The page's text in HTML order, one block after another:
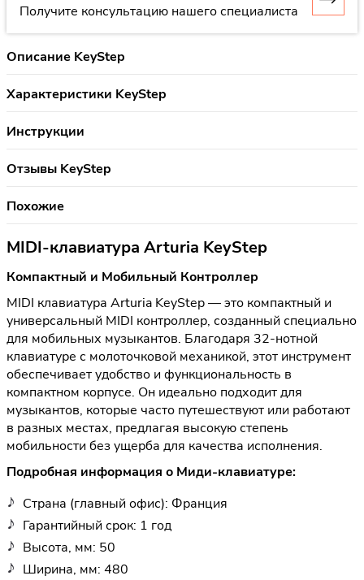
Получите консультацию нашего специалиста
Описание KeyStep
Характеристики KeyStep
Инструкции
Отзывы KeyStep
Похожие
MIDI-клавиатура Arturia KeyStep
Компактный и Мобильный Контроллер
MIDI клавиатура Arturia KeyStep — это компактный и
универсальный MIDI контроллер, созданный специально
для мобильных музыкантов. Благодаря 32-нотной
клавиатуре с молоточковой механикой, этот инструмент
обеспечивает удобство и функциональность в
компактном корпусе. Он идеально подходит для
музыкантов, которые часто путешествуют или работают
в разных местах, предлагая высокую степень
мобильности без ущерба для качества исполнения.
Подробная информация о Миди-клавиатуре:
Страна (главный офис): Франция
Гарантийный срок: 1 год
Высота, мм: 50
Ширина, мм: 480